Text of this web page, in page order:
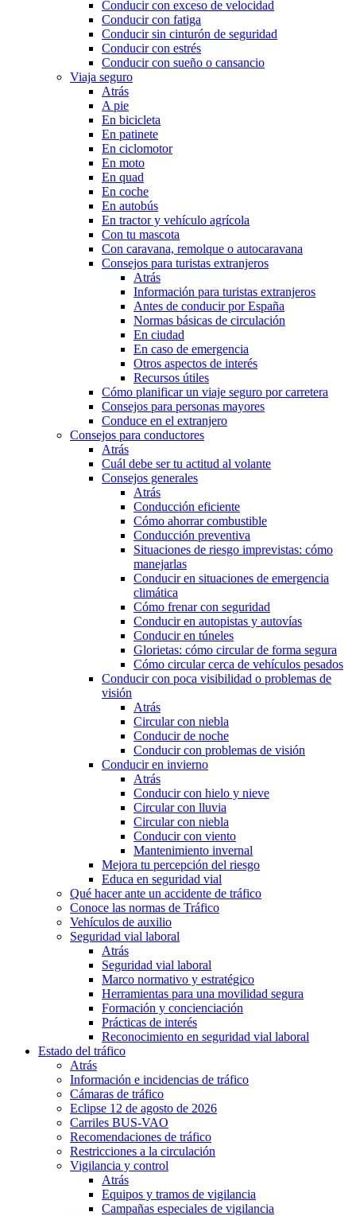
Conducir con exceso de velocidad
Conducir con fatiga
Conducir sin cinturón de seguridad
Conducir con estrés
Conducir con sueño o cansancio
Viaja seguro
Atrás
A pie
En bicicleta
En patinete
En ciclomotor
En moto
En quad
En coche
En autobús
En tractor y vehículo agrícola
Con tu mascota
Con caravana, remolque o autocaravana
Consejos para turistas extranjeros
Atrás
Información para turistas extranjeros
Antes de conducir por España
Normas básicas de circulación
En ciudad
En caso de emergencia
Otros aspectos de interés
Recursos útiles
Cómo planificar un viaje seguro por carretera
Consejos para personas mayores
Conduce en el extranjero
Consejos para conductores
Atrás
Cuál debe ser tu actitud al volante
Consejos generales
Atrás
Conducción eficiente
Cómo ahorrar combustible
Conducción preventiva
Situaciones de riesgo imprevistas: cómo
manejarlas
Conducir en situaciones de emergencia
climática
Cómo frenar con seguridad
Conducir en autopistas y autovías
Conducir en túneles
Glorietas: cómo circular de forma segura
Cómo circular cerca de vehículos pesados
Conducir con poca visibilidad o problemas de
visión
Atrás
Circular con niebla
Conducir de noche
Conducir con problemas de visión
Conducir en invierno
Atrás
Conducir con hielo y nieve
Circular con lluvia
Circular con niebla
Conducir con viento
Mantenimiento invernal
Mejora tu percepción del riesgo
Educa en seguridad vial
Qué hacer ante un accidente de tráfico
Conoce las normas de Tráfico
Vehículos de auxilio
Seguridad vial laboral
Atrás
Seguridad vial laboral
Marco normativo y estratégico
Herramientas para una movilidad segura
Formación y concienciación
Prácticas de interés
Reconocimiento en seguridad vial laboral
Estado del tráfico
Atrás
Información e incidencias de tráfico
Cámaras de tráfico
Eclipse 12 de agosto de 2026
Carriles BUS-VAO
Recomendaciones de tráfico
Restricciones a la circulación
Vigilancia y control
Atrás
Equipos y tramos de vigilancia
Campañas especiales de vigilancia